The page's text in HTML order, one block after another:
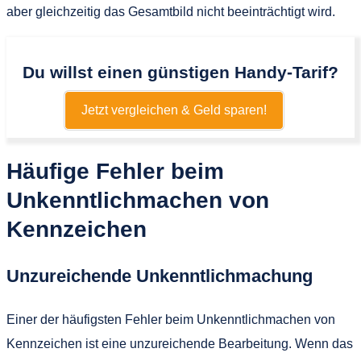
aber gleichzeitig das Gesamtbild nicht beeinträchtigt wird.
Du willst einen günstigen Handy-Tarif?
Jetzt vergleichen & Geld sparen!
Häufige Fehler beim
Unkenntlichmachen von
Kennzeichen
Unzureichende Unkenntlichmachung
Einer der häufigsten Fehler beim Unkenntlichmachen von
Kennzeichen ist eine unzureichende Bearbeitung. Wenn das